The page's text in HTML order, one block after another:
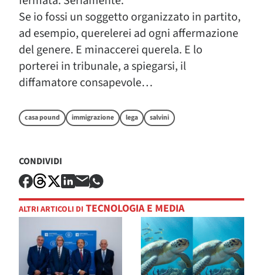
Se io fossi un soggetto organizzato in partito,
ad esempio, querelerei ad ogni affermazione
del genere. E minaccerei querela. E lo
porterei in tribunale, a spiegarsi, il
diffamatore consapevole…
casa pound immigrazione lega salvini
CONDIVIDI
ALTRI ARTICOLI DI TECNOLOGIA E MEDIA